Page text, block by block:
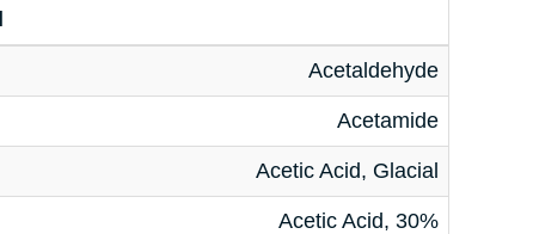
Acetaldehyde
Acetamide
Acetic Acid, Glacial
Acetic Acid, 30%